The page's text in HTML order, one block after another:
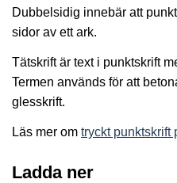
Dubbelsidig innebär att
sidor av ett ark.
Tätskrift är text i punktskrift
Termen används för att
glesskrift.
Läs mer om tryckt punktskrift
Ladda ner